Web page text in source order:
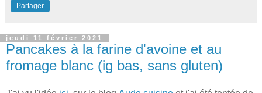
Partager
jeudi 11 février 2021
Pancakes à la farine d'avoine et au
fromage blanc (ig bas, sans gluten)